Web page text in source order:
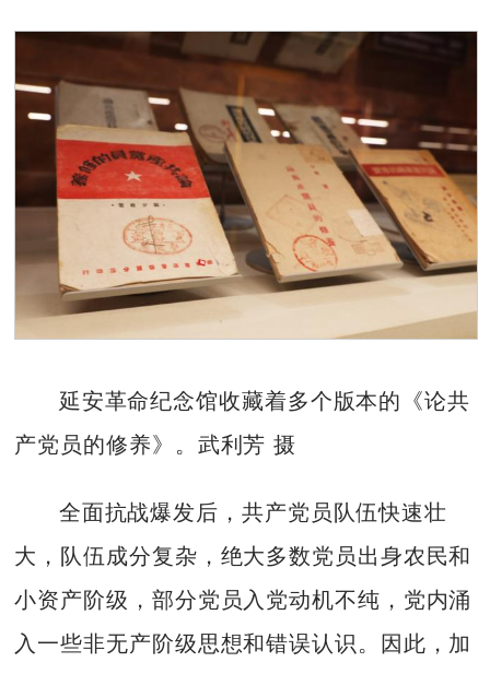
延安革命纪念馆收藏着多个版本的《论共
产党员的修养》。武利芳 摄
全面抗战爆发后，共产党员队伍快速壮
大，队伍成分复杂，绝大多数党员出身农民和
小资产阶级，部分党员入党动机不纯，党内涌
入一些非无产阶级思想和错误认识。因此，加